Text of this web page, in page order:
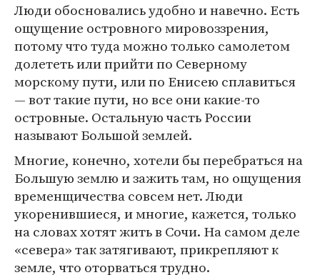
Люди обосновались удобно и навечно. Есть
ощущение островного мировоззрения,
потому что туда можно только самолетом
долететь или прийти по Северному
морскому пути, или по Енисею сплавиться
— вот такие пути, но все они какие-то
островные. Остальную часть России
называют Большой землей.
Многие, конечно, хотели бы перебраться на
Большую землю и зажить там, но ощущения
временщичества совсем нет. Люди
укоренившиеся, и многие, кажется, только
на словах хотят жить в Сочи. На самом деле
«севера» так затягивают, прикрепляют к
земле, что оторваться трудно.